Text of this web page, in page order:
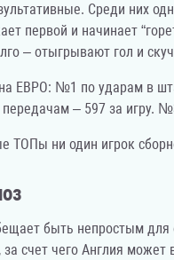
Среди них
первой и начинает
– отыгрывают гол и
ЕВРО: №1 по ударам в
– 597 за игру.
ТОПы ни один игрок
быть непростым для
счет чего Англия может